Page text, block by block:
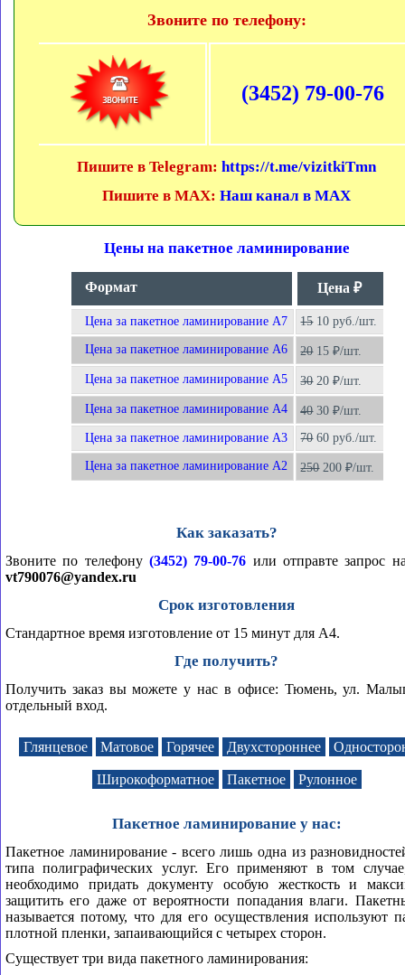
Звоните по телефону:
(3452) 79-00-76
Пишите в Telegram:https://t.me/vizitkiTmn
Пишите в MAX:Наш канал в MAX
Цены на пакетное ламинирование
Формат Цена ₽
Цена за пакетное ламинирование А7 1510 руб./шт.
Цена за пакетное ламинирование А6 2015 ₽/шт.
Цена за пакетное ламинирование А5 3020 ₽/шт.
Цена за пакетное ламинирование А4 4030 ₽/шт.
Цена за пакетное ламинирование А3
7060 руб./шт.
Цена за пакетное ламинирование А2 250200 ₽/шт.
Как заказать?
Звоните по телефону (3452) 79-00-76 или отправте запрос
vt790076@yandex.ru
Срок изготовления
Стандартное время изготовление от 15 минут для А4.
Где получить?
Получить заказ вы можете у нас в офисе: Тюмень, ул.
отдельный вход.
Глянцевое Матовое Горячее Двухстороннее
Широкоформатное Пакетное Рулонное
Пакетное ламинирование у нас:
Пакетное ламинирование - всего лишь одна из
типа полиграфических услуг. Его применяют в том
необходимо придать документу особую жесткость и
защитить его даже от вероятности попадания влаги.
называется потому, что для его осуществления используют
плотной пленки, запаивающийся с четырех сторон.
Существует три вида пакетного ламинирования: